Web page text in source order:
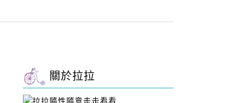
關於拉拉